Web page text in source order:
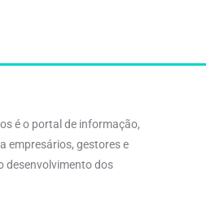
é o portal de informação,
empresários, gestores e
desenvolvimento dos